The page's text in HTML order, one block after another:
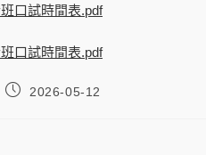
口試時間表.pdf
口試時間表.pdf
2026-05-12